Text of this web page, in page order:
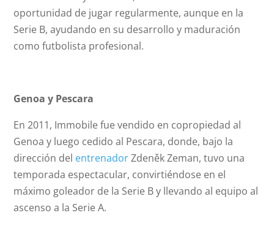
oportunidad de jugar regularmente, aunque en la
Serie B, ayudando en su desarrollo y maduración
como futbolista profesional.
Genoa y Pescara
En 2011, Immobile fue vendido en copropiedad al
Genoa y luego cedido al Pescara, donde, bajo la
dirección del entrenadorZdeněk Zeman, tuvo una
temporada espectacular, convirtiéndose en el
máximo goleador de la Serie B y llevando al equipo al
ascenso a la Serie A.